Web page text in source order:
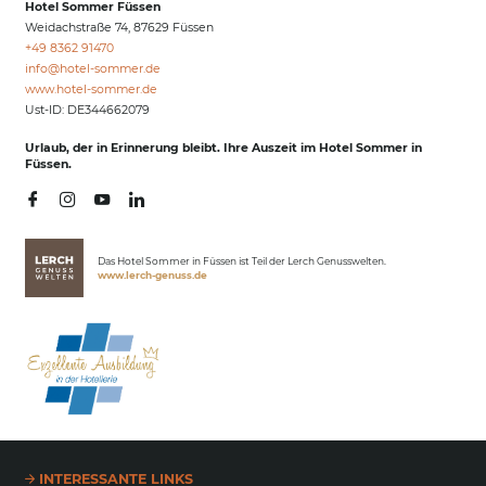
Hotel Sommer Füssen
Weidachstraße 74, 87629 Füssen
+49 8362 91470
info@hotel-sommer.de
www.hotel-sommer.de
Ust-ID: DE344662079
Urlaub, der in Erinnerung bleibt. Ihre Auszeit im Hotel Sommer in
Füssen.
Das Hotel Sommer in Füssen ist Teil der Lerch Genusswelten.
www.lerch-genuss.de
INTERESSANTE LINKS